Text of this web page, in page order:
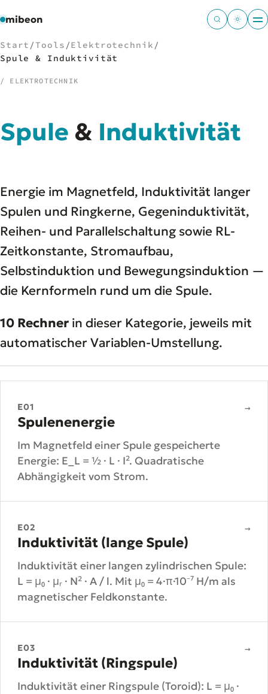
mibeon
01 Start
05Docs
06Tools
07Welten
Start /Tools /Elektrotechnik /
Spule & Induktivität
/ ELEKTROTECHNIK
Spule & Induktivität
Energie im Magnetfeld, Induktivität langer
Spulen und Ringkerne, Gegeninduktivität,
Reihen- und Parallelschaltung sowie RL-
Zeitkonstante, Stromaufbau,
Selbstinduktion und Bewegungsinduktion —
die Kernformeln rund um die Spule.
10 Rechner in dieser Kategorie, jeweils mit
automatischer Variablen-Umstellung.
E01 →
Spulenenergie
Im Magnetfeld einer Spule gespeicherte
Energie: E_L = ½ · L · I². Quadratische
Abhängigkeit vom Strom.
E02 →
Induktivität (lange Spule)
Induktivität einer langen zylindrischen Spule:
L = μ₀ · μᵣ · N² · A / l. Mit μ₀ = 4·π·10⁻⁷ H/m als
magnetischer Feldkonstante.
E03 →
Induktivität (Ringspule)
Induktivität einer Ringspule (Toroid): L = μ₀ ·